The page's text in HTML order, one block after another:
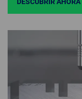
DESCUBRIR AHORA